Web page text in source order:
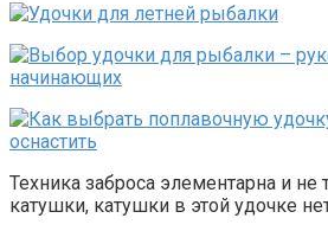
Техника заброса элементарна и не
катушки, катушки в этой удочке